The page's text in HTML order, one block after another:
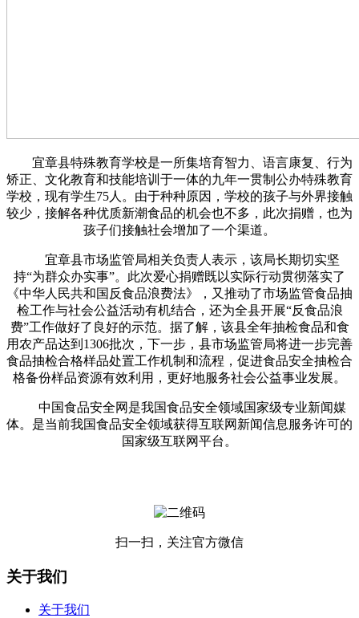
宜章县特殊教育学校是一所集培育智力、语言康复、行为
矫正、文化教育和技能培训于一体的九年一贯制公办特殊教育
学校，现有学生75人。由于种种原因，学校的孩子与外界接触
较少，接解各种优质新潮食品的机会也不多，此次捐赠，也为
孩子们接触社会增加了一个渠道。
宜章县市场监管局相关负责人表示，该局长期切实坚
持“为群众办实事”。此次爱心捐赠既以实际行动贯彻落实了
《中华人民共和国反食品浪费法》，又推动了市场监管食品抽
检工作与社会公益活动有机结合，还为全县开展“反食品浪
费”工作做好了良好的示范。据了解，该县全年抽检食品和食
用农产品达到1306批次，下一步，县市场监管局将进一步完善
食品抽检合格样品处置工作机制和流程，促进食品安全抽检合
格备份样品资源有效利用，更好地服务社会公益事业发展。
中国食品安全网是我国食品安全领域国家级专业新闻媒
体。是当前我国食品安全领域获得互联网新闻信息服务许可的
国家级互联网平台。
扫一扫，关注官方微信
关于我们
关于我们